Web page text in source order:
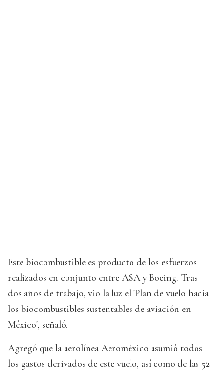
Este biocombustible es producto de los esfuerzos
realizados en conjunto entre ASA y Boeing. Tras
dos años de trabajo, vio la luz el 'Plan de vuelo hacia
los biocombustibles sustentables de aviación en
México', señaló.
Agregó que la aerolínea Aeroméxico asumió todos
los gastos derivados de este vuelo, así como de las 52